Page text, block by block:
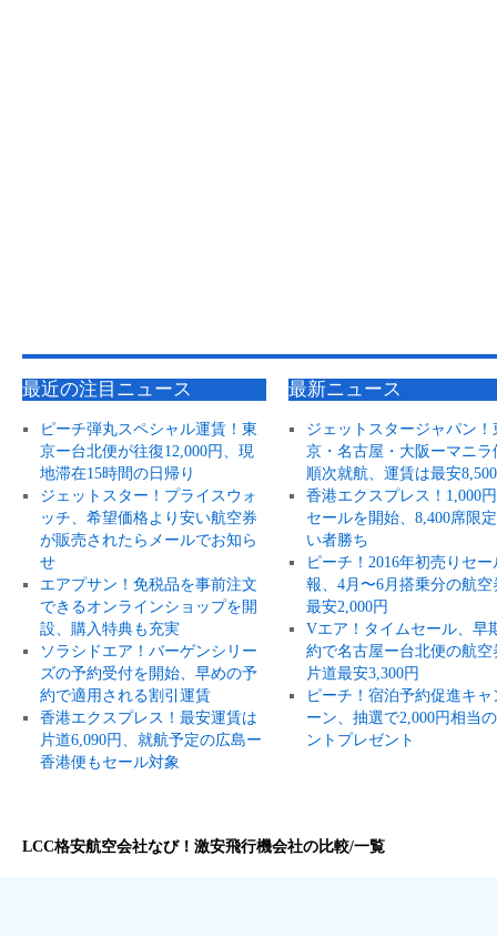
最近の注目ニュース
ピーチ弾丸スペシャル運賃！東
京ー台北便が往復12,000円、現
地滞在15時間の日帰り
ジェットスター！プライスウォ
ッチ、希望価格より安い航空券
が販売されたらメールでお知ら
せ
エアプサン！免税品を事前注文
できるオンラインショップを開
設、購入特典も充実
ソラシドエア！バーゲンシリー
ズの予約受付を開始、早めの予
約で適用される割引運賃
香港エクスプレス！最安運賃は
片道6,090円、就航予定の広島ー
香港便もセール対象
最新ニュース
ジェットスタージャパン！
京・名古屋・大阪ーマニラ
順次就航、運賃は最安
香港エクスプレス！1,000
セールを開始、8,400席限
い者勝ち
ピーチ！2016年初売りセー
報、4月〜6月搭乗分の航空
最安2,000円
Vエア！タイムセール、早
約で名古屋ー台北便の航空
片道最安3,300円
ピーチ！宿泊予約促進キャ
ーン、抽選で2,000円相当
ントプレゼント
LCC格安航空会社なび！激安飛行機会社の比較/一覧